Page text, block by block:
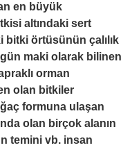
en büyük
altındaki sert
bitki örtüsünün çalılık
maki olarak bilinen
orman
olan bitkiler
formuna ulaşan
olan birçok alanın
temini vb. insan